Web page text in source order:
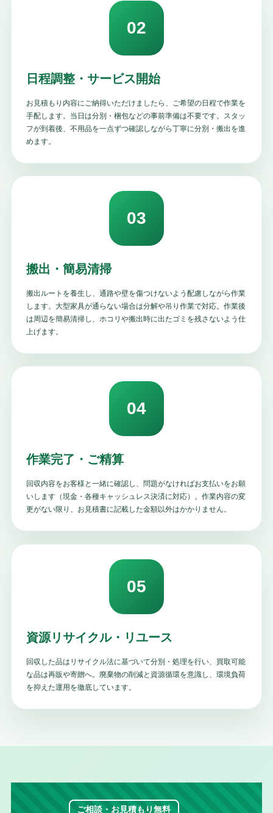
02
日程調整・サービス開始
お見積もり内容にご納得いただけましたら、ご希望の日程で作業を
手配します。当日は分別・梱包などの事前準備は不要です。スタッ
フが到着後、不用品を一点ずつ確認しながら丁寧に分別・搬出を進
めます。
03
搬出・簡易清掃
搬出ルートを養生し、通路や壁を傷つけないよう配慮しながら作業
します。大型家具が通らない場合は分解や吊り作業で対応。作業後
は周辺を簡易清掃し、ホコリや搬出時に出たゴミを残さないよう仕
上げます。
04
作業完了・ご精算
回収内容をお客様と一緒に確認し、問題がなければお支払いをお願
いします（現金・各種キャッシュレス決済に対応）。作業内容の変
更がない限り、お見積書に記載した金額以外はかかりません。
05
資源リサイクル・リユース
回収した品はリサイクル法に基づいて分別・処理を行い、買取可能
な品は再販や寄贈へ。廃棄物の削減と資源循環を意識し、環境負荷
を抑えた運用を徹底しています。
ご相談・お見積もり無料